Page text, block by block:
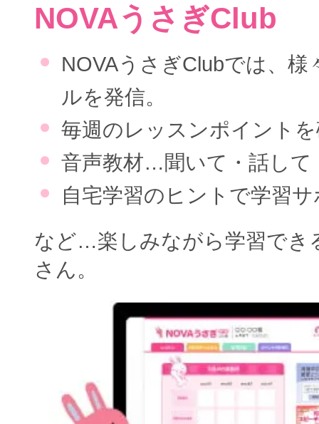
NOVAうさぎClub
NOVAうさぎClubでは、様
ルを発信。
毎週のレッスンポイント
音声教材…聞いて・話して
自宅学習のヒントで学習
など…楽しみながら学習でき
さん。